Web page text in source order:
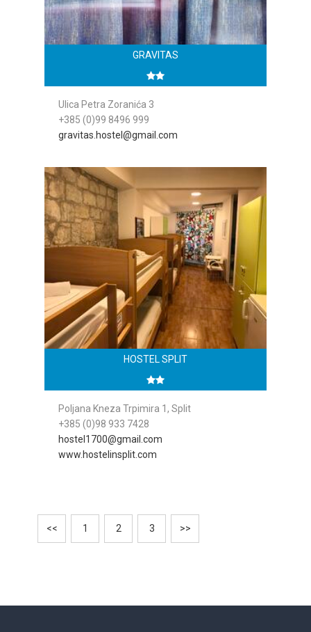
GRAVITAS
Ulica Petra Zoranića 3
+385 (0)99 8496 999
gravitas.hostel@gmail.com
HOSTEL SPLIT
Poljana Kneza Trpimira 1, Split
+385 (0)98 933 7428
hostel1700@gmail.com
www.hostelinsplit.com
<< 1 2 3 >>